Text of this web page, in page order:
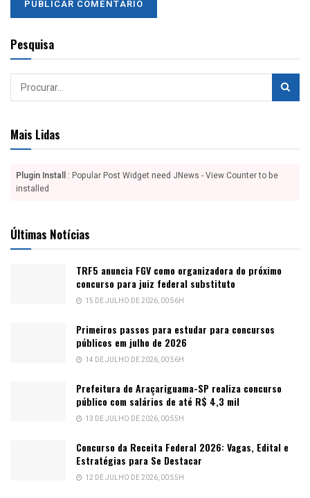
Pesquisa
Mais Lidas
Plugin Install : Popular Post Widget need JNews - View Counter to be
installed
Últimas Notícias
TRF5 anuncia FGV como organizadora do próximo
concurso para juiz federal substituto
15 DE JULHO DE 2026, 00:56H
Primeiros passos para estudar para concursos
públicos em julho de 2026
14 DE JULHO DE 2026, 00:56H
Prefeitura de Araçariguama-SP realiza concurso
público com salários de até R$ 4,3 mil
13 DE JULHO DE 2026, 00:55H
Concurso da Receita Federal 2026: Vagas, Edital e
Estratégias para Se Destacar
12 DE JULHO DE 2026, 00:55H